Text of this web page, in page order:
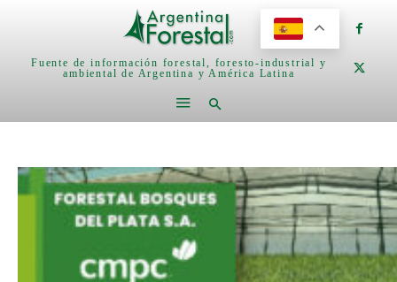
Fuente de información forestal, foresto-industrial y
ambiental de Argentina y América Latina